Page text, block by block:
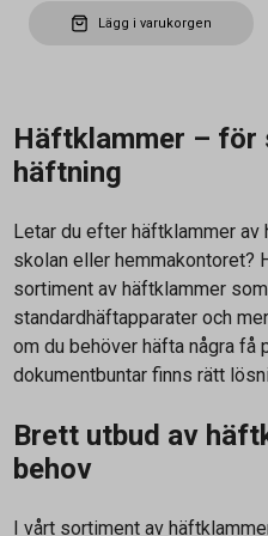
Lägg i varukorgen
Häftklammer – för
häftning
Letar du efter häftklammer
skolan eller hemmakontoret?
sortiment av häftklammer
standardhäftapparater och
om du behöver häfta några få
dokumentbuntar finns rätt
Brett utbud av
behov
I vårt sortiment av